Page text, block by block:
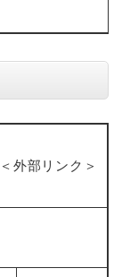
＜外部リンク＞